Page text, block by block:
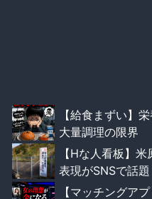
【給食まずい】
大量調理の限界
【Hな人看板】
表現がSNSで話題
【マッチングア